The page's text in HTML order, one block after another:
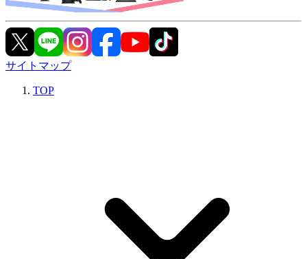
サイトマップ
TOP